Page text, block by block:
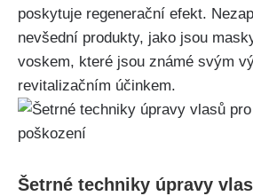
poskytuje regenerační efekt.⁤
nevšední produkty, jako jsou
‍voskem, které jsou známé svým
⁤revitalizačním účinkem.
Šetrné techniky úpravy